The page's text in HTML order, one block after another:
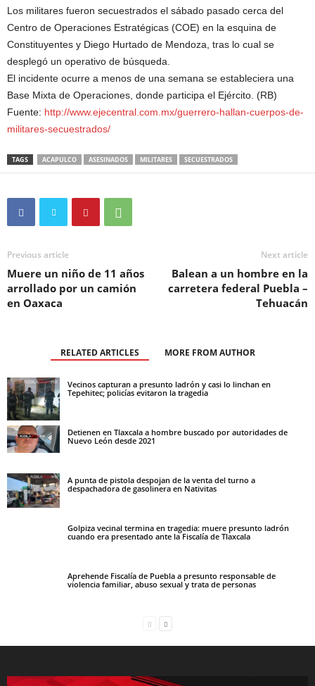
Los militares fueron secuestrados el sábado pasado cerca del
Centro de Operaciones Estratégicas (COE) en la esquina de
Constituyentes y Diego Hurtado de Mendoza, tras lo cual se
desplegó un operativo de búsqueda.
El incidente ocurre a menos de una semana se estableciera una
Base Mixta de Operaciones, donde participa el Ejército. (RB)
Fuente: http://www.ejecentral.com.mx/guerrero-hallan-cuerpos-de-
militares-secuestrados/
TAGS ACAPULCO ASESINADOS MILITARES SECUESTRADOS
Previous article
Muere un niño de 11 años
arrollado por un camión
en Oaxaca
Next article
Balean a un hombre en la
carretera federal Puebla –
Tehuacán
RELATED ARTICLES MORE FROM AUTHOR
Vecinos capturan a presunto ladrón y casi lo linchan en
Tepehitec; policías evitaron la tragedia
Detienen en Tlaxcala a hombre buscado por autoridades de
Nuevo León desde 2021
A punta de pistola despojan de la venta del turno a
despachadora de gasolinera en Nativitas
Golpiza vecinal termina en tragedia: muere presunto ladrón
cuando era presentado ante la Fiscalía de Tlaxcala
Aprehende Fiscalía de Puebla a presunto responsable de
violencia familiar, abuso sexual y trata de personas